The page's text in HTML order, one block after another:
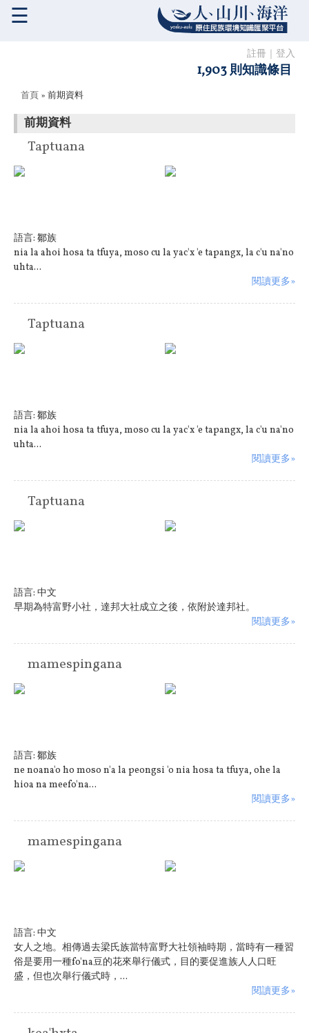
註冊 登入
1,903 則知識條目
☰
您在這裡
首頁 » 前期資料
前期資料
Taptuana
語言: 鄒族
nia la ahoi hosa ta tfuya, moso cu la yac'x 'e tapangx, la c'u na'no
uhta...
閱讀更多»
Taptuana
語言: 鄒族
nia la ahoi hosa ta tfuya, moso cu la yac'x 'e tapangx, la c'u na'no
uhta...
閱讀更多»
Taptuana
語言: 中文
早期為特富野小社，達邦大社成立之後，依附於達邦社。
閱讀更多»
mamespingana
語言: 鄒族
ne noana'o ho moso n'a la peongsi 'o nia hosa ta tfuya, ohe la
hioa na meefo'na...
閱讀更多»
mamespingana
語言: 中文
女人之地。相傳過去梁氏族當特富野大社領袖時期，當時有一種習
俗是要用一種fo'na豆的花來舉行儀式，目的要促進族人人口旺
盛，但也次舉行儀式時，...
閱讀更多»